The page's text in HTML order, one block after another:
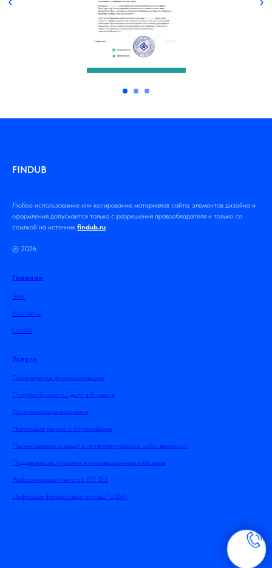
FINDUB
Любое использование или копирование материалов сайта, элементов дизайна и
оформления допускается только с разрешения правообладателя и только со
ссылкой на источник findub.ru
© 2026
Главная
Блог
Контакты
Cookie
Услуги
Привлечение финансирования
Покупка бизнеса / доли в бизнесе
Капитализация компании
Налоговые льготы и оптимизация
Патентование и защита интеллектуальной собственности
Поддержка вступления в инновационные кластеры
Разблокировка счета по 115 ФЗ
Цифровые финансовые активы (ЦФА)